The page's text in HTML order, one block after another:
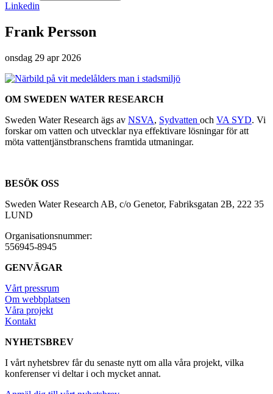
Linkedin
Frank Persson
onsdag 29 apr 2026
OM SWEDEN WATER RESEARCH
Sweden Water Research ägs av NSVA, Sydvatten och VA SYD. Vi
forskar om vatten och utvecklar nya effektivare lösningar för att
möta vattentjänstbranschens framtida utmaningar.
BESÖK OSS
Sweden Water Research AB, c/o Genetor, Fabriksgatan 2B, 222 35
LUND
Organisationsnummer:
556945-8945
GENVÄGAR
Vårt pressrum
Om webbplatsen
Våra projekt
Kontakt
NYHETSBREV
I vårt nyhetsbrev får du senaste nytt om alla våra projekt, vilka
konferenser vi deltar i och mycket annat.